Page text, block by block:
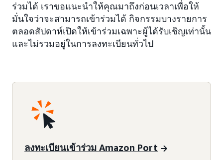
ร่วมได้ เราขอแนะนำให้คุณมาถึงก่อนเวลาเพื่อให้
มั่นใจว่าจะสามารถเข้าร่วมได้ กิจกรรมบางรายการ
ตลอดสัปดาห์เปิดให้เข้าร่วมเฉพาะผู้ได้รับเชิญเท่านั้น
และไม่รวมอยู่ในการลงทะเบียนทั่วไป
ลงทะเบียนเข้าร่วม Amazon Port